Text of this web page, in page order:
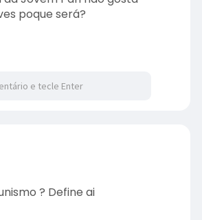
poque será?
? Define ai